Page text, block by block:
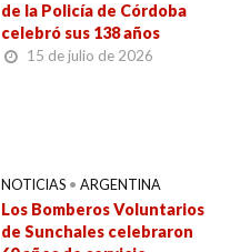
de la Policía de Córdoba
celebró sus 138 años
15 de julio de 2026
NOTICIAS • ARGENTINA
Los Bomberos Voluntarios
de Sunchales celebraron